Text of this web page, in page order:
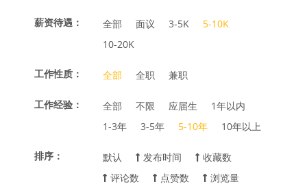
薪资待遇： 全部 面议 3-5K
5-10K
10-20K
工作性质： 全部 全职 兼职
工作经验： 全部 不限 应届生
1年以内
1-3年
3-5年 5-10年 10年以上
排序： 默认 发布时间
收藏数
评论数
点赞数
浏览量